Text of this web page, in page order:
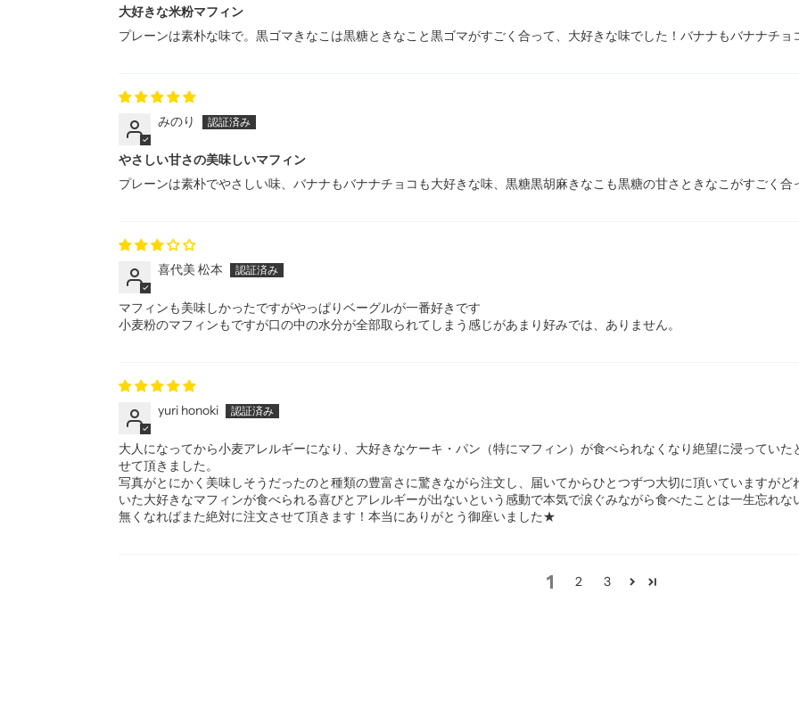
大好きな米粉マフィン
プレーンは素朴な味で。黒ゴマきなこは黒糖ときなこと黒ゴマがすごく合って、大好きな味でした！バナナもバナナチョ
みのり
やさしい甘さの美味しいマフィン
プレーンは素朴でやさしい味、バナナもバナナチョコも大好きな味、黒糖黒胡麻きなこも黒糖の甘さときなこがすごく合
喜代美 松本
マフィンも美味しかったですがやっぱりベーグルが一番好きです
小麦粉のマフィンもですが口の中の水分が全部取られてしまう感じがあまり好みでは、ありません。
yuri honoki
大人になってから小麦アレルギーになり、大好きなケーキ・パン（特にマフィン）が食べられなくなり絶望に浸ってい
せて頂きました。
写真がとにかく美味しそうだったのと種類の豊富さに驚きながら注文し、届いてからひとつずつ大切に頂いていますが
いた大好きなマフィンが食べられる喜びとアレルギーが出ないという感動で本気で涙ぐみながら食べたことは一生忘れな
無くなればまた絶対に注文させて頂きます！本当にありがとう御座いました★
1 2 3